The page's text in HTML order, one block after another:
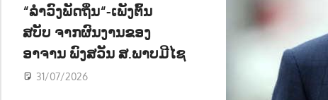
“ລຳວົງພັດຖິ່ນ“-ເພັງຕົ້ນ
ສບັບ ຈາກຜົນງານຂອງ
ອາຈານ ພົງສວັນ ສ.ພາບມີໄຊ
31/07/2026